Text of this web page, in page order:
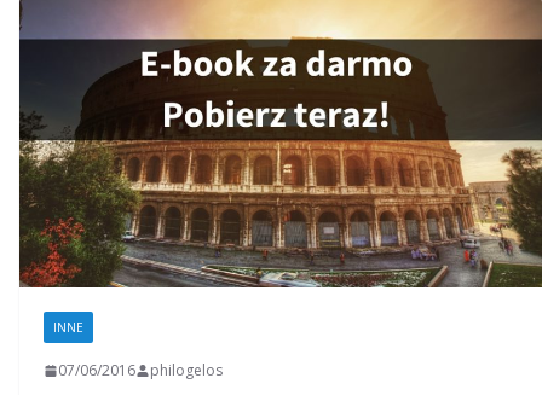
INNE
07/06/2016 philogelos